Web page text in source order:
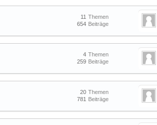
Themen
11
Beiträge
654
Themen
4
Beiträge
259
Themen
20
Beiträge
781